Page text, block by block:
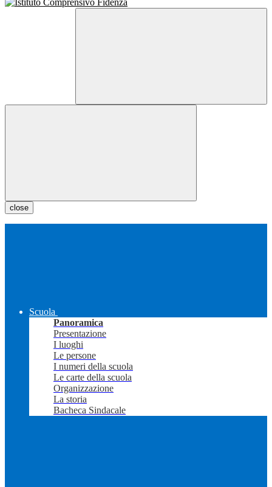
close
Scuola
Panoramica
Presentazione
I luoghi
Le persone
I numeri della scuola
Le carte della scuola
Organizzazione
La storia
Bacheca Sindacale